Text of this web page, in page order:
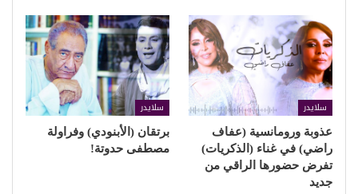
سلايدر
عذوبة ورومانسية (عفاف
راضي) في غناء (الذكريات)
تفرض حضورها الراقي من
جديد
سلايدر
برتقان (الأبنودي) وفراولة
مصطفى حدوتة!